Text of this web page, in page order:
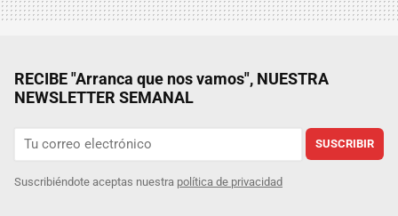
RECIBE "Arranca que nos vamos", NUESTRA
NEWSLETTER SEMANAL
SUSCRIBIR
Suscribiéndote aceptas nuestra política de privacidad